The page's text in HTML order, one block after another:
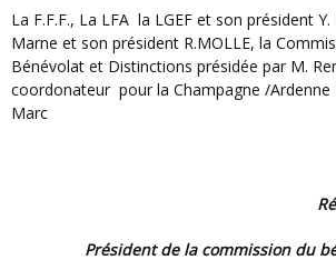
La F.F.F., La LFA la LGEF et son président
Marne et son président R.MOLLE, la
Bénévolat et Distinctions présidée par M.
coordonateur pour la Champagne /Ardenne
Marc
Président de la commission du